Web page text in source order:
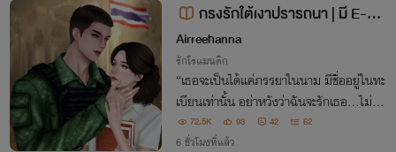
กรงรักใต้เงาปรารถนา | มี E-bo
ok
Airreehanna
รักโรแมนติก
“เธอจะเป็นได้แค่ภรรยาในนาม มีชื่ออยู่ในทะ
เบียนเท่านั้น อย่าหวังว่าฉันจะรักเธอ...ไม่มีวั
น” 72.5K 93 42 62
6 ชั่วโมงที่แล้ว